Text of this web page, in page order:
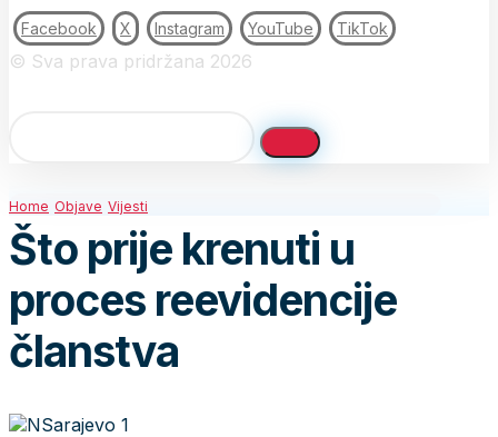
Facebook X Instagram YouTube TikTok
© Sva prava pridržana 2026
Home Objave Vijesti
Što prije krenuti u
proces reevidencije
članstva